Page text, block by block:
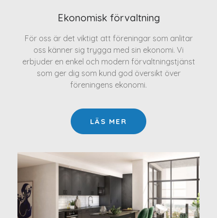
Ekonomisk förvaltning
För oss är det viktigt att föreningar som anlitar
oss känner sig trygga med sin ekonomi. Vi
erbjuder en enkel och modern förvaltningstjänst
som ger dig som kund god översikt över
föreningens ekonomi.
LÄS MER